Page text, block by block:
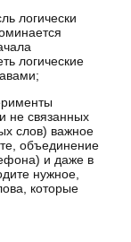
логически
логические
не связанных
слов) важное
объединение
и даже в
нужное,
которые